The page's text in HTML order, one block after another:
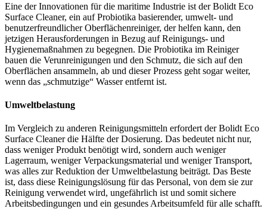
Eine der Innovationen für die maritime Industrie ist der Bolidt Eco
Surface Cleaner, ein auf Probiotika basierender, umwelt- und
benutzerfreundlicher Oberflächenreiniger, der helfen kann, den
jetzigen Herausforderungen in Bezug auf Reinigungs- und
Hygienemaßnahmen zu begegnen. Die Probiotika im Reiniger
bauen die Verunreinigungen und den Schmutz, die sich auf den
Oberflächen ansammeln, ab und dieser Prozess geht sogar weiter,
wenn das „schmutzige“ Wasser entfernt ist.
Umweltbelastung
Im Vergleich zu anderen Reinigungsmitteln erfordert der Bolidt Eco
Surface Cleaner die Hälfte der Dosierung. Das bedeutet nicht nur,
dass weniger Produkt benötigt wird, sondern auch weniger
Lagerraum, weniger Verpackungsmaterial und weniger Transport,
was alles zur Reduktion der Umweltbelastung beiträgt. Das Beste
ist, dass diese Reinigungslösung für das Personal, von dem sie zur
Reinigung verwendet wird, ungefährlich ist und somit sichere
Arbeitsbedingungen und ein gesundes Arbeitsumfeld für alle schafft.